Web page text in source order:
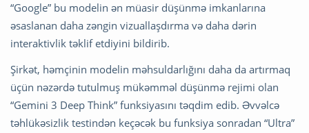
“Google” bu modelin ən müasir düşünmə imkanlarına
əsaslanan daha zəngin vizuallaşdırma və daha dərin
interaktivlik təklif etdiyini bildirib.
Şirkət, həmçinin modelin məhsuldarlığını daha da artırmaq
üçün nəzərdə tutulmuş mükəmməl düşünmə rejimi olan
“Gemini 3 Deep Think” funksiyasını təqdim edib. Əvvəlcə
təhlükəsizlik testindən keçəcək bu funksiya sonradan “Ultra”